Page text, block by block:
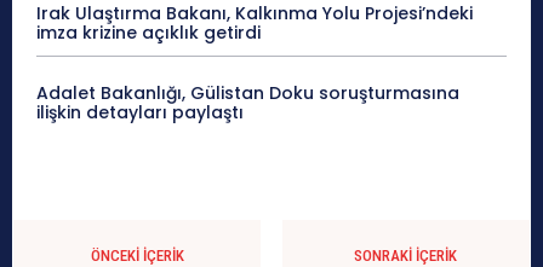
Irak Ulaştırma Bakanı, Kalkınma Yolu Projesi’ndeki
imza krizine açıklık getirdi
Adalet Bakanlığı, Gülistan Doku soruşturmasına
ilişkin detayları paylaştı
ÖNCEKI İÇERIK SONRAKI İÇERIK